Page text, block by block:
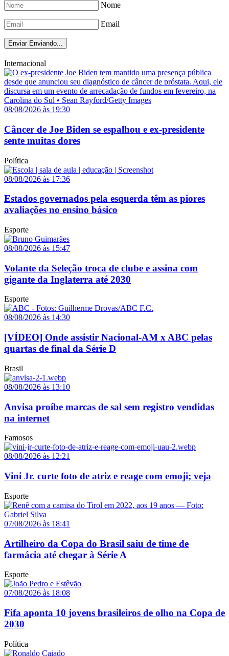
Nome
Email
Enviar Enviando...
Internacional
08/08/2026 às 19:30
Câncer de Joe Biden se espalhou e ex-presidente
sente muitas dores
Política
08/08/2026 às 17:36
Estados governados pela esquerda têm as piores
avaliações no ensino básico
Esporte
08/08/2026 às 15:47
Volante da Seleção troca de clube e assina com
gigante da Inglaterra até 2030
Esporte
08/08/2026 às 14:30
[VÍDEO] Onde assistir Nacional-AM x ABC pelas
quartas de final da Série D
Brasil
08/08/2026 às 13:10
Anvisa proíbe marcas de sal sem registro vendidas
na internet
Famosos
08/08/2026 às 12:21
Vini Jr. curte foto de atriz e reage com emoji; veja
Esporte
07/08/2026 às 18:41
Artilheiro da Copa do Brasil saiu de time de
farmácia até chegar à Série A
Esporte
07/08/2026 às 18:08
Fifa aponta 10 jovens brasileiros de olho na Copa de
2030
Política